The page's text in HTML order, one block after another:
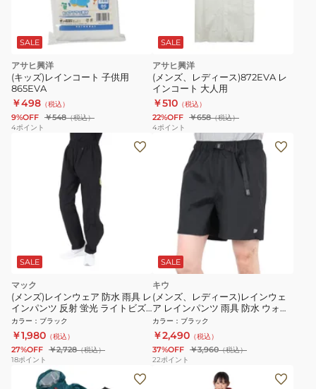
SALE
アサヒ興洋
(キッズ)レインコート 子供用
865EVA
￥498 （税込）
9%OFF ￥548（税込）
4ポイント
SALE
アサヒ興洋
(メンズ、レディース)872EVA レ
インコート 大人用
￥510 （税込）
22%OFF ￥658（税込）
4ポイント
SALE
マック
(メンズ)レインウェア 防水 雨具 レ
インパンツ 反射 蛍光 ライトビズ
レインパンツ ブラック AS-925
カラー ： ブラック
￥1,980 （税込）
27%OFF ￥2,728（税込）
18ポイント
SALE
キウ
(メンズ、レディース)レインウェ
ア レインパンツ 雨具 防水 ウォー
タープルーフ ショーツ K206-900
BK
カラー ： ブラック
￥2,490 （税込）
37%OFF ￥3,960（税込）
22ポイント